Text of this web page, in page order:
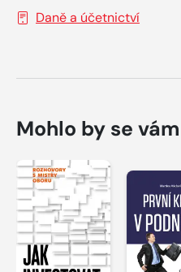
Daně a účetnictví
Mohlo by se